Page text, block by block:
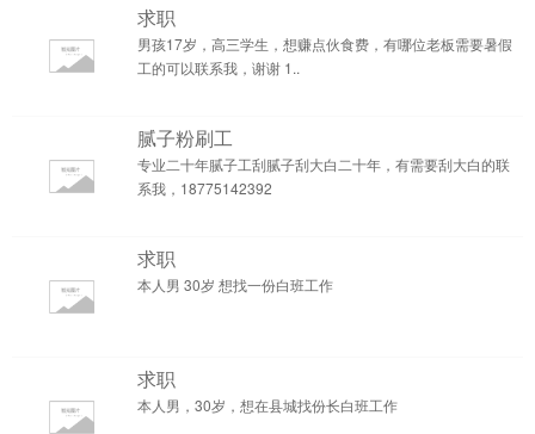
求职
男孩17岁，高三学生，想赚点伙食费，有哪位老板需要暑假
工的可以联系我，谢谢 1..
腻子粉刷工
专业二十年腻子工刮腻子刮大白二十年，有需要刮大白的联
系我，18775142392
求职
本人男 30岁 想找一份白班工作
求职
本人男，30岁，想在县城找份长白班工作